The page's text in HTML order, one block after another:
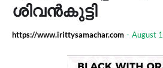
ശിവൻകുട്ടി
https://www.irittysamachar.com - August